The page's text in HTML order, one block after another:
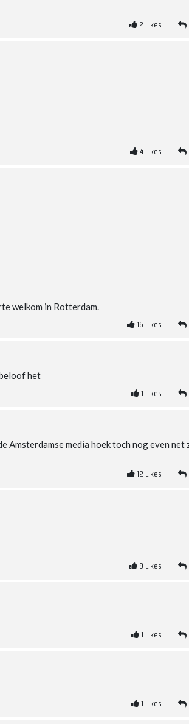
2 Likes
4Likes
welkom in Rotterdam.
16 Likes
het
1 Likes
Amsterdamse media hoek toch nog even net
12 Likes
9 Likes
1 Likes
1 Likes